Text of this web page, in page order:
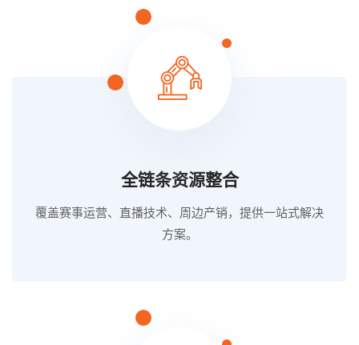
全链条资源整合
覆盖赛事运营、直播技术、周边产销，提供一站式解决
方案。